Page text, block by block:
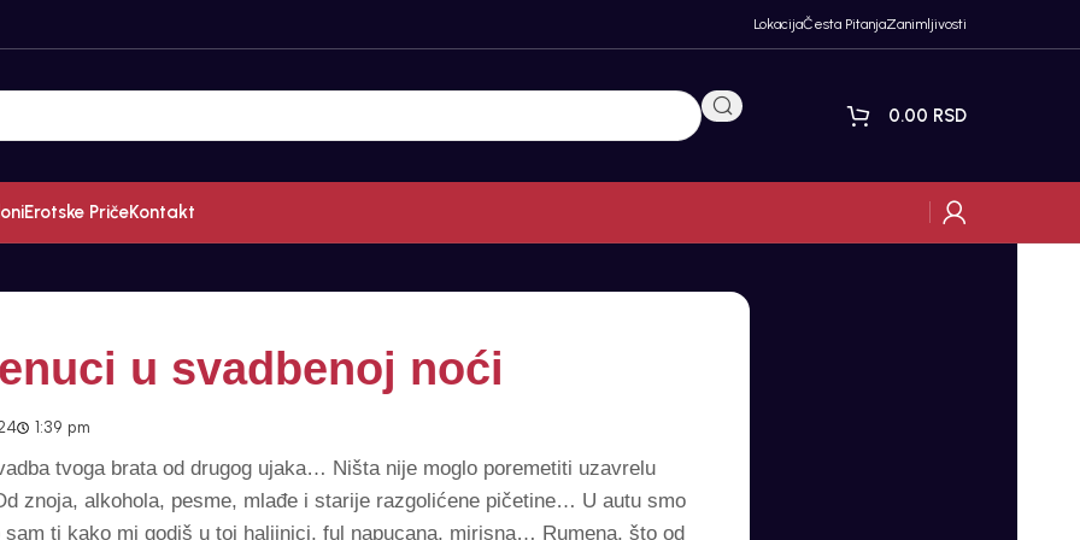
LokacijaČesta PitanjaZanimljivosti
0.00 RSD
Erotske PričeKontakt
u svadbenoj noći
1:39 pm
tvoga brata od drugog ujaka… Ništa nije moglo poremetiti uzavrelu
znoja, alkohola, pesme, mlađe i starije razgolićene pičetine… U autu smo
ti kako mi godiš u toj haljinici, ful napucana, mirisna… Rumena, što od